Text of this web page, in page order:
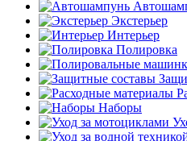
Экстерьер
Интерьер
Полировка
Наборы